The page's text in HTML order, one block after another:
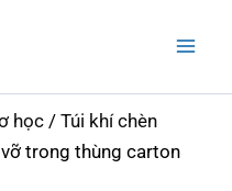
học / Túi khí chèn
trong thùng carton